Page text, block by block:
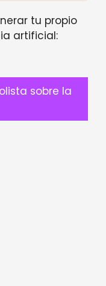
tu propio
artificial:
sobre la